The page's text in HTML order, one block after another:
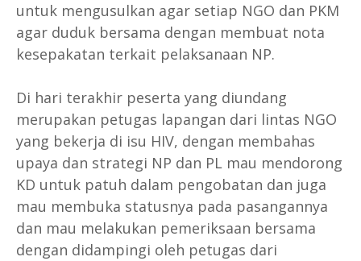
untuk mengusulkan agar setiap NGO dan PKM
agar duduk bersama dengan membuat nota
kesepakatan terkait pelaksanaan NP.
Di hari terakhir peserta yang diundang
merupakan petugas lapangan dari lintas NGO
yang bekerja di isu HIV, dengan membahas
upaya dan strategi NP dan PL mau mendorong
KD untuk patuh dalam pengobatan dan juga
mau membuka statusnya pada pasangannya
dan mau melakukan pemeriksaan bersama
dengan didampingi oleh petugas dari